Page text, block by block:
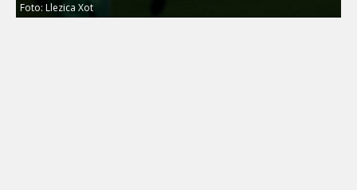
Foto: Llezica Xot